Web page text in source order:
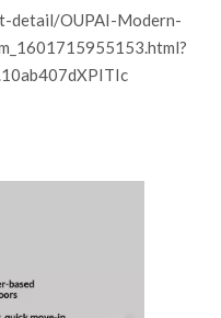
detail/OUPAI-Modern-